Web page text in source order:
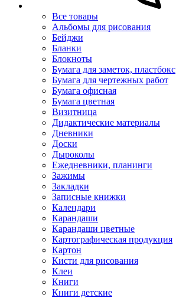
Все товары
Альбомы для рисования
Бейджи
Бланки
Блокноты
Бумага для заметок, пластбокс
Бумага для чертежных работ
Бумага офисная
Бумага цветная
Визитница
Дидактические материалы
Дневники
Доски
Дыроколы
Ежедневники, планинги
Зажимы
Закладки
Записные книжки
Календари
Карандаши
Карандаши цветные
Картографическая продукция
Картон
Кисти для рисования
Клеи
Книги
Книги детские